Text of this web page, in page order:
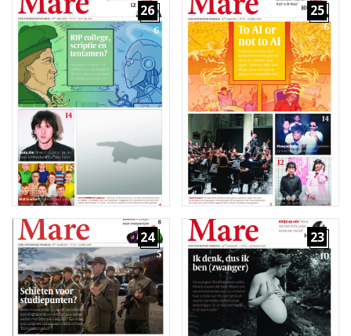
26 25
24 23